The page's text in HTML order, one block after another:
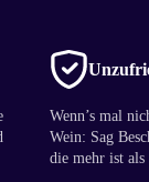
Wenn’s mal
Wein: Sag
die mehr ist